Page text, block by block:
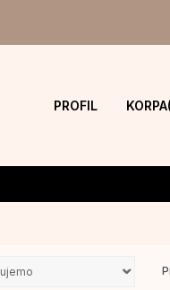
PROFIL KORPA